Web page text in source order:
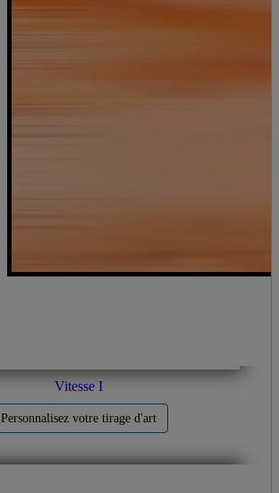
Vitesse I
Personnalisez votre tirage d'art